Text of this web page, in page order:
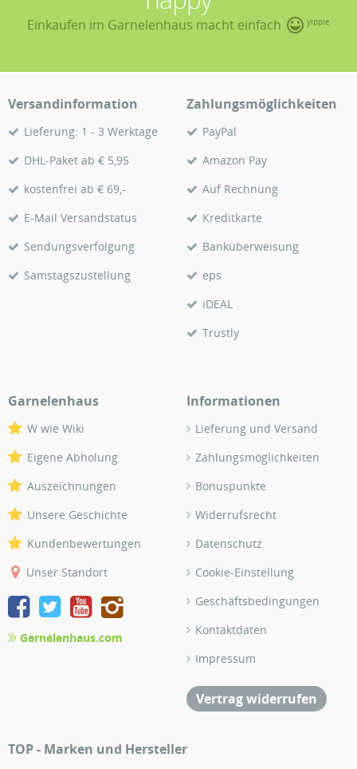
Einkaufen im Garnelenhaus macht einfach yippie
Versandinformation
Lieferung: 1 - 3 Werktage
DHL-Paket ab € 5,95
kostenfrei ab € 69,-
E-Mail Versandstatus
Sendungsverfolgung
Samstagszustellung
Zahlungsmöglichkeiten
PayPal
Amazon Pay
Auf Rechnung
Kreditkarte
Banküberweisung
eps
iDEAL
Trustly
Garnelenhaus
W wie Wiki
Eigene Abholung
Auszeichnungen
Unsere Geschichte
Kundenbewertungen
Unser Standort
Garnelenhaus.com
Informationen
Lieferung und Versand
Zahlungsmöglichkeiten
Bonuspunkte
Widerrufsrecht
Datenschutz
Cookie-Einstellung
Geschäftsbedingungen
Kontaktdaten
Impressum
Vertrag widerrufen
TOP - Marken und Hersteller